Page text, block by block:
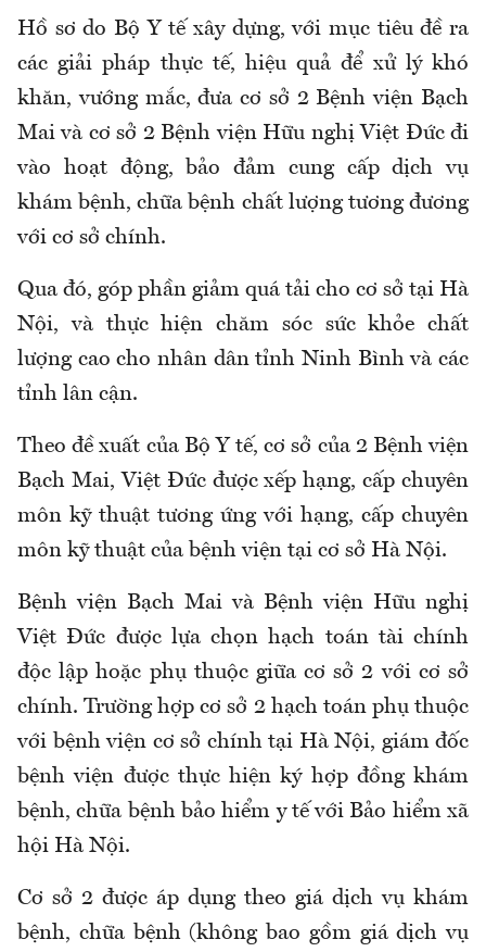
Hồ sơ do Bộ Y tế xây dựng, với mục tiêu đề ra
các giải pháp thực tế, hiệu quả để xử lý khó
khăn, vướng mắc, đưa cơ sở 2 Bệnh viện Bạch
Mai và cơ sở 2 Bệnh viện Hữu nghị Việt Đức đi
vào hoạt động, bảo đảm cung cấp dịch vụ
khám bệnh, chữa bệnh chất lượng tương đương
với cơ sở chính.
Qua đó, góp phần giảm quá tải cho cơ sở tại Hà
Nội, và thực hiện chăm sóc sức khỏe chất
lượng cao cho nhân dân tỉnh Ninh Bình và các
tỉnh lân cận.
Theo đề xuất của Bộ Y tế, cơ sở của 2 Bệnh viện
Bạch Mai, Việt Đức được xếp hạng, cấp chuyên
môn kỹ thuật tương ứng với hạng, cấp chuyên
môn kỹ thuật của bệnh viện tại cơ sở Hà Nội.
Bệnh viện Bạch Mai và Bệnh viện Hữu nghị
Việt Đức được lựa chọn hạch toán tài chính
độc lập hoặc phụ thuộc giữacơ sở 2vớicơ sở
chính. Trường hợpcơ sở 2 hạch toán phụ thuộc
với bệnh viện cơ sở chính tại Hà Nội, giám đốc
bệnh viện được thực hiện ký hợp đồng khám
bệnh, chữa bệnh bảo hiểm y tế với Bảo hiểm xã
hội Hà Nội.
Cơ sở 2 được áp dụng theo giá dịch vụ khám
bệnh, chữa bệnh (không bao gồm giá dịch vụ